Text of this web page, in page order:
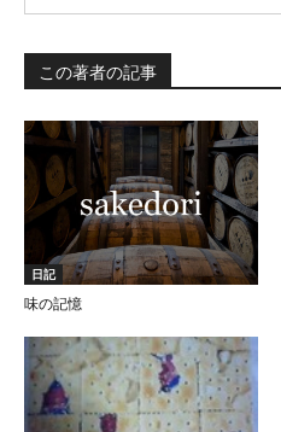
この著者の記事
日記
味の記憶